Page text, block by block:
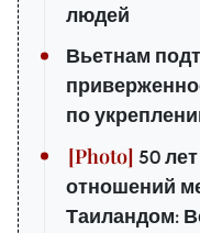
людей
Вьетнам
по
50
отношений
Таиландом: